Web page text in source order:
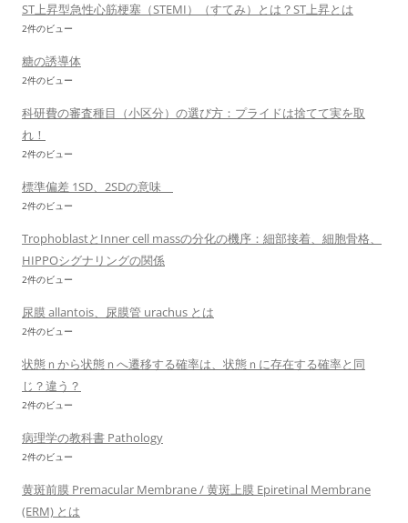
ST上昇型急性心筋梗塞（STEMI）（すてみ）とは？ST上昇とは
2件のビュー
糖の誘導体
2件のビュー
科研費の審査種目（小区分）の選び方：プライドは捨てて実を取
れ！
2件のビュー
標準偏差 1SD、2SDの意味
2件のビュー
TrophoblastとInner cell massの分化の機序：細部接着、細胞骨格、
HIPPOシグナリングの関係
2件のビュー
尿膜 allantois、尿膜管 urachus とは
2件のビュー
状態ｎから状態ｎへ遷移する確率は、状態ｎに存在する確率と同
じ？違う？
2件のビュー
病理学の教科書 Pathology
2件のビュー
黄斑前膜 Premacular Membrane / 黄斑上膜 Epiretinal Membrane
(ERM) とは